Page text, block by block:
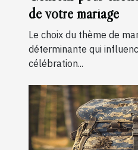
de votre mariage
Le choix du thème de
déterminante qui
célébration...